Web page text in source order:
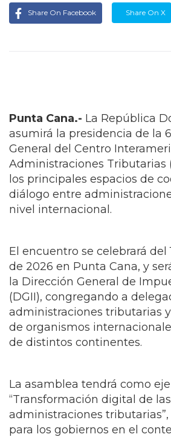
Share On Facebook Share On X
Punta Cana.- La República
asumirá la presidencia de la
General del Centro
Administraciones Tributarias
los principales espacios de
diálogo entre
nivel internacional.
El encuentro se celebrará del
de 2026 en Punta Cana, y
la Dirección General de
(DGII), congregando a
administraciones tributarias
de organismos
de distintos continentes.
La asamblea tendrá como
“Transformación digital de las
administraciones
para los gobiernos en el